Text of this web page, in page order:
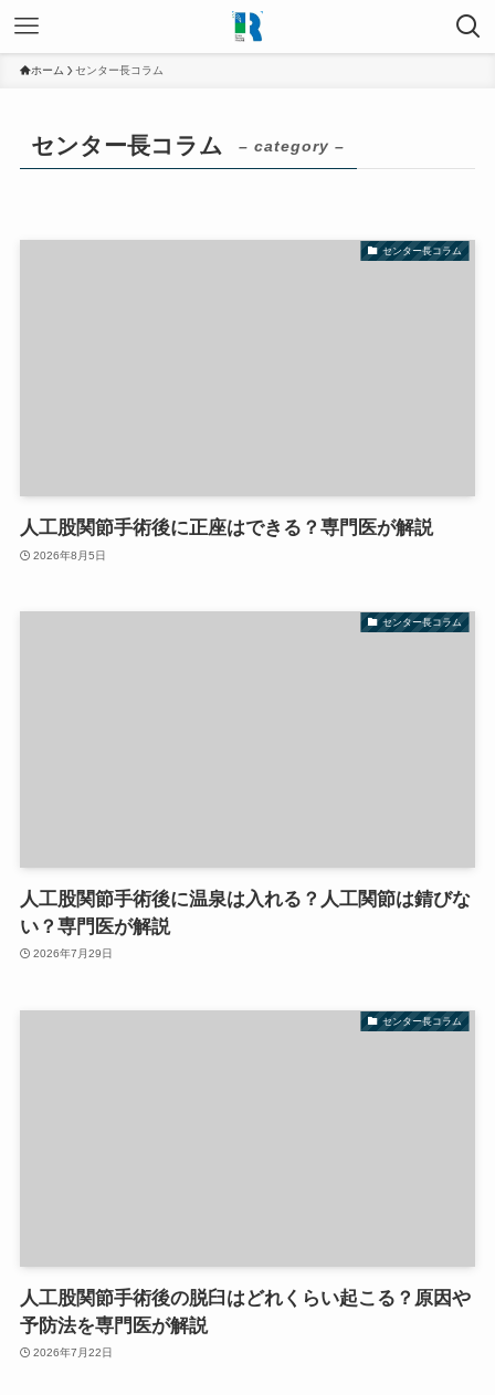
ホーム センター長コラム
センター長コラム – category –
センター長コラム
人工股関節手術後に正座はできる？専門医が解説
2026年8月5日
センター長コラム
人工股関節手術後に温泉は入れる？人工関節は錆びな
い？専門医が解説
2026年7月29日
センター長コラム
人工股関節手術後の脱臼はどれくらい起こる？原因や
予防法を専門医が解説
2026年7月22日